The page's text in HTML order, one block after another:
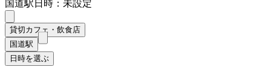
国道駅日時：未設定
貸切カフェ・飲食店
国道駅
日時を選ぶ